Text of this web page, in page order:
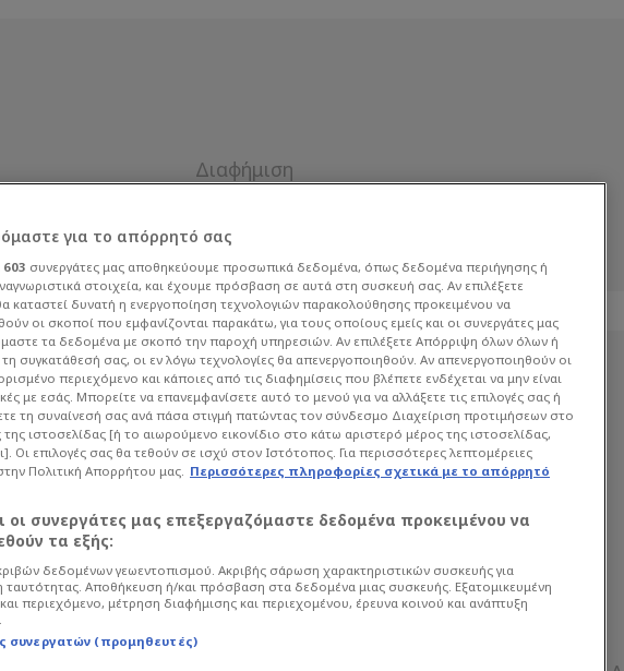
είναι ο αγώνας
δείχνει
Super League
τον ΠΑΟΚ στο πλαίσιο της πρώτης
League.
για το απόρρητό σας
603 συνεργάτες μας αποθηκεύουμε προσωπικά δεδομένα, όπως δεδομένα περιήγησης ή
στοιχεία, και έχουμε πρόσβαση σε αυτά στη συσκευή σας. Αν επιλέξετε
καταστεί δυνατή η ενεργοποίηση τεχνολογιών παρακολούθησης προκειμένου να
οι σκοποί που εμφανίζονται παρακάτω, για τους οποίους εμείς και οι συνεργάτες μας
τα δεδομένα με σκοπό την παροχή υπηρεσιών. Αν επιλέξετε Απόρριψη όλων όλων ή
συγκατάθεσή σας, οι εν λόγω τεχνολογίες θα απενεργοποιηθούν. Αν απενεργοποιηθούν οι
περιεχόμενο και κάποιες από τις διαφημίσεις που βλέπετε ενδέχεται να μην είναι
με εσάς. Μπορείτε να επανεμφανίσετε αυτό το μενού για να αλλάξετε τις επιλογές σας ή
τη συναίνεσή σας ανά πάσα στιγμή πατώντας τον σύνδεσμο Διαχείριση προτιμήσεων στο
ιστοσελίδας [ή το αιωρούμενο εικονίδιο στο κάτω αριστερό μέρος της ιστοσελίδας,
Οι επιλογές σας θα τεθούν σε ισχύ στον Ιστότοπος. Για περισσότερες λεπτομέρειες
Πολιτική Απορρήτου μας. Περισσότερες πληροφορίες σχετικά με το απόρρητό
οι συνεργάτες μας επεξεργαζόμαστε δεδομένα προκειμένου να
τα εξής:
δεδομένων γεωεντοπισμού. Ακριβής σάρωση χαρακτηριστικών συσκευής για
ταυτότητας. Αποθήκευση ή/και πρόσβαση στα δεδομένα μιας συσκευής. Εξατομικευμένη
περιεχόμενο, μέτρηση διαφήμισης και περιεχομένου, έρευνα κοινού και ανάπτυξη
συνεργατών (προμηθευτές)